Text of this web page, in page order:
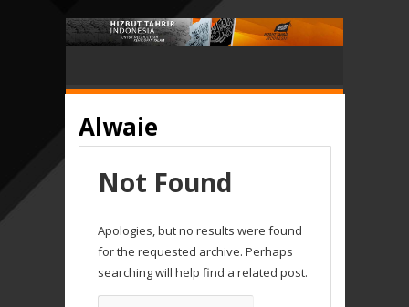
Alwaie
Not Found
Apologies, but no results were found
for the requested archive. Perhaps
searching will help find a related post.